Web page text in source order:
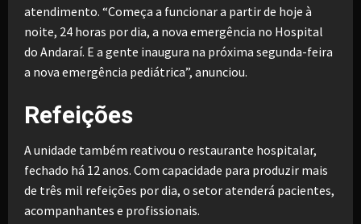
atendimento. “Começa a funcionar a partir de hoje à
noite, 24 horas por dia, a nova emergência no Hospital
do Andaraí. E a gente inaugura na próxima segunda-feira
a nova emergência pediátrica”, anunciou.
Refeições
A unidade também reativou o restaurante hospitalar,
fechado há 12 anos. Com capacidade para produzir mais
de três mil refeições por dia, o setor atenderá pacientes,
acompanhantes e profissionais.